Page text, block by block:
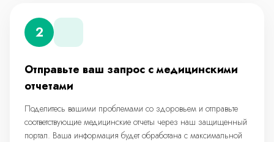
2
Отправьте ваш запрос с медицинскими
отчетами
Поделитесь вашими проблемами со здоровьем и отправьте
соответствующие медицинские отчеты через наш защищенный
портал. Ваша информация будет обработана с максимальной